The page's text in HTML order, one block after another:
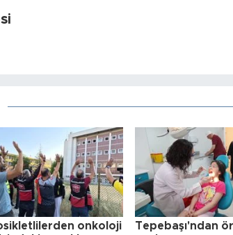
onkoloji
Tepebaşı'ndan